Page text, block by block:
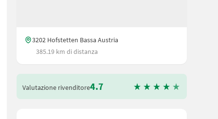
und Satzfehler vorbehalten
3202 Hofstetten Bassa Austria
385.19 km di distanza
Valutazione rivenditore4.7